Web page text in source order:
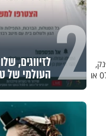
פרס שלישי נופש משפחתי. מעוניינים לקבל את העלון לחלוקה מדי שבוע, ולהצטרף להגרלה? חייגו 073-2221388 או 2 לזיווגים,
העולמי של